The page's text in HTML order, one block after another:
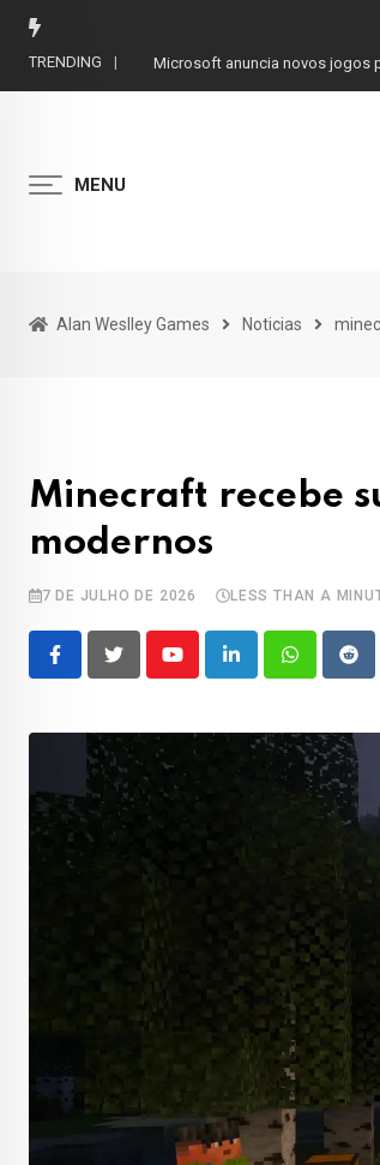
Skip
TRENDING Microsoft anuncia novos jogos
MENU
Alan Weslley Games Noticias
Minecraft recebe
modernos
7 DE JULHO DE 2026 LESS THAN A
YoutubeLinkedInWhatsapp